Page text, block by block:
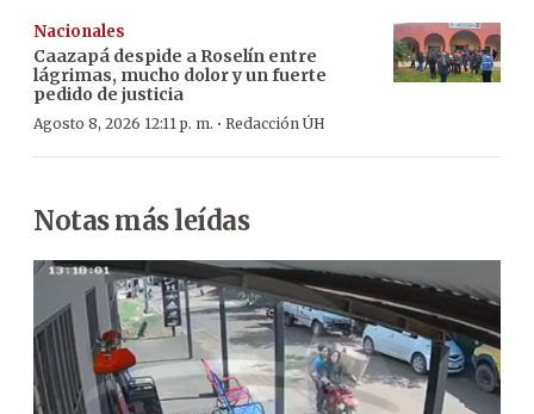
Nacionales
Caazapá despide a Roselín entre
lágrimas, mucho dolor y un fuerte
pedido de justicia
Agosto 8, 2026 12:11 p. m. · Redacción ÚH
Notas más leídas